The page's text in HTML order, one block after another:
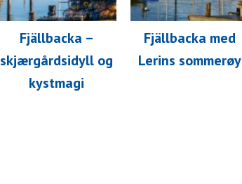
Fjällbacka –
skjærgårdsidyll og
kystmagi
Fjällbacka med
Lerins sommerøy